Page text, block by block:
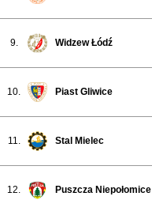
9. Widzew Łódź
10. Piast Gliwice
11. Stal Mielec
12. Puszcza Niepołomice